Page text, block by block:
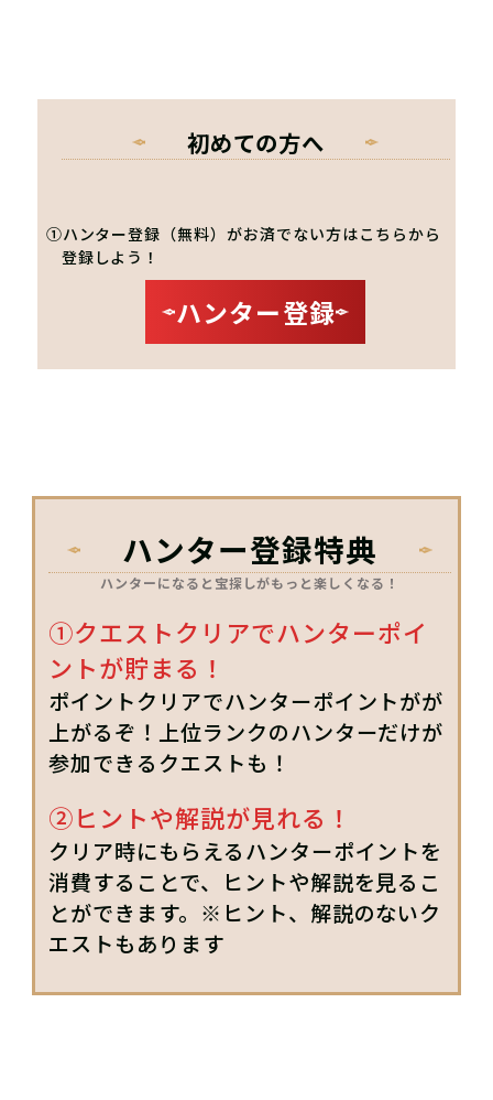
初めての方へ
①ハンター登録（無料）がお済でない方はこちらから
登録しよう！
ハンター登録
ハンター登録特典
ハンターになると宝探しがもっと楽しくなる！
①クエストクリアでハンターポイ
ントが貯まる！
ポイントクリアでハンターポイントがが
上がるぞ！上位ランクのハンターだけが
参加できるクエストも！
②ヒントや解説が見れる！
クリア時にもらえるハンターポイントを
消費することで、ヒントや解説を見るこ
とができます。※ヒント、解説のないク
エストもあります